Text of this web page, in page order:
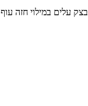
בצק עלים במילוי חזה עוף